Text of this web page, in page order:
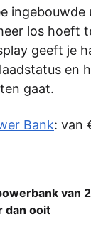
ingebouwde
los hoeft
geeft je
en
gaat.
Bank: van
van
dan ooit